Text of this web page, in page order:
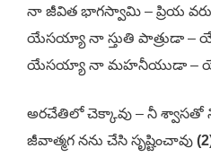
నా జీవిత భాగస్వామి – ప్రియ
యేసయ్యా నా స్తుతి పాత్రుడా
యేసయ్యా నా మహనీయుడా –
అరచేతిలో చెక్కావు – నీ శ్వాసతో
జీవాత్మగ నను చేసి సృష్టించావు